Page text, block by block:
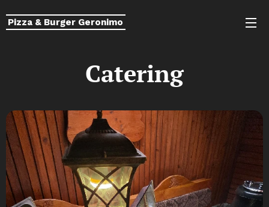
Pizza & Burger Geronimo
Catering